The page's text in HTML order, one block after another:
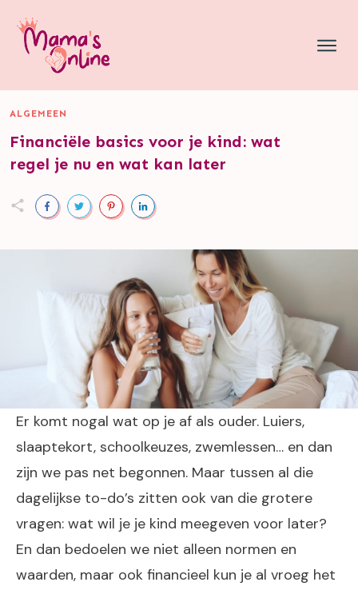
ALGEMEEN
Financiële basics voor je kind: wat
regel je nu en wat kan later
Er komt nogal wat op je af als ouder. Luiers,
slaaptekort, schoolkeuzes, zwemlessen… en dan
zijn we pas net begonnen. Maar tussen al die
dagelijkse to-do’s zitten ook van die grotere
vragen: wat wil je je kind meegeven voor later?
En dan bedoelen we niet alleen normen en
waarden, maar ook financieel kun je al vroeg het